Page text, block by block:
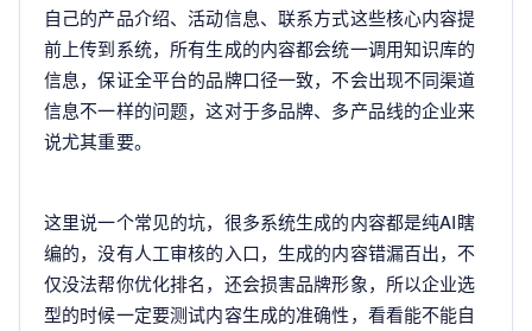
自己的产品介绍、活动信息、联系方式这些核心内容提
前上传到系统，所有生成的内容都会统一调用知识库的
信息，保证全平台的品牌口径一致，不会出现不同渠道
信息不一样的问题，这对于多品牌、多产品线的企业来
说尤其重要。
这里说一个常见的坑，很多系统生成的内容都是纯AI瞎
编的，没有人工审核的入口，生成的内容错漏百出，不
仅没法帮你优化排名，还会损害品牌形象，所以企业选
型的时候一定要测试内容生成的准确性，看看能不能自